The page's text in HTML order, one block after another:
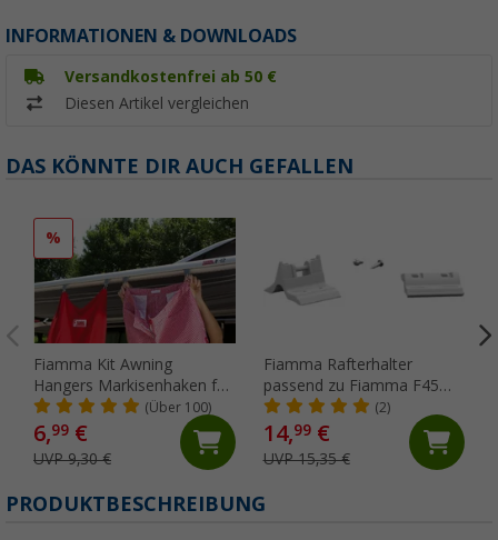
INFORMATIONEN & DOWNLOADS
Versandkostenfrei ab 50 €
Diesen Artikel vergleichen
DAS KÖNNTE DIR AUCH GEFALLEN
%
Fiamma Kit Awning
Hangers Markisenhaken für
die Kederschiene(Über 100)
6,99 €
UVP 9,30 €
Fiamma Rafterhalter
passend zu Fiamma F45
S/L / ZIP
(2)
14,99€
UVP 15,35 €
PRODUKTBESCHREIBUNG